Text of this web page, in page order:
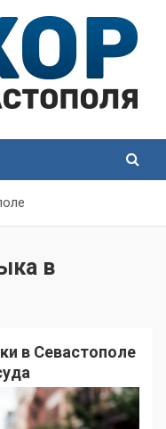
в
в Севастополе